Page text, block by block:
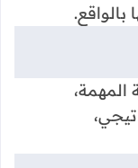
بالواقع.
المهمة،